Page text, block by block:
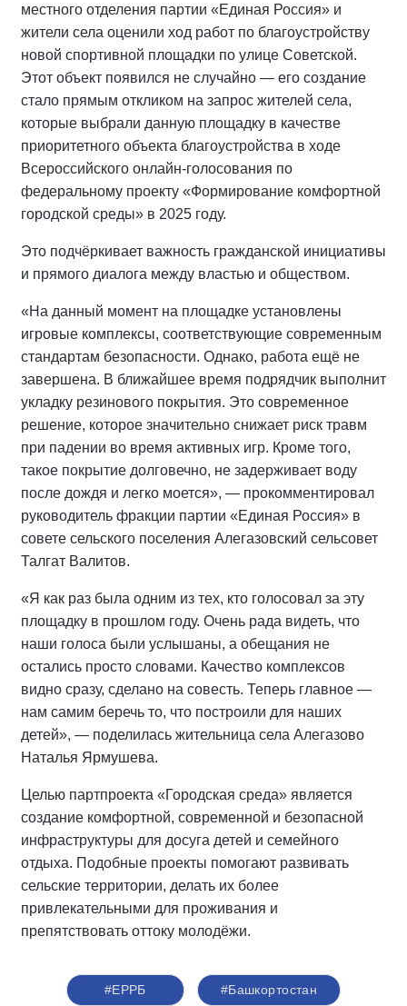
местного отделения партии «Единая Россия» и
жители села оценили ход работ по благоустройству
новой спортивной площадки по улице Советской.
Этот объект появился не случайно — его создание
стало прямым откликом на запрос жителей села,
которые выбрали данную площадку в качестве
приоритетного объекта благоустройства в ходе
Всероссийского онлайн-голосования по
федеральному проекту «Формирование комфортной
городской среды» в 2025 году.
Это подчёркивает важность гражданской инициативы
и прямого диалога между властью и обществом.
«На данный момент на площадке установлены
игровые комплексы, соответствующие современным
стандартам безопасности. Однако, работа ещё не
завершена. В ближайшее время подрядчик выполнит
укладку резинового покрытия. Это современное
решение, которое значительно снижает риск травм
при падении во время активных игр. Кроме того,
такое покрытие долговечно, не задерживает воду
после дождя и легко моется», — прокомментировал
руководитель фракции партии «Единая Россия» в
совете сельского поселения Алегазовский сельсовет
Талгат Валитов.
«Я как раз была одним из тех, кто голосовал за эту
площадку в прошлом году. Очень рада видеть, что
наши голоса были услышаны, а обещания не
остались просто словами. Качество комплексов
видно сразу, сделано на совесть. Теперь главное —
нам самим беречь то, что построили для наших
детей», — поделилась жительница села Алегазово
Наталья Ярмушева.
Целью партпроекта «Городская среда» является
создание комфортной, современной и безопасной
инфраструктуры для досуга детей и семейного
отдыха. Подобные проекты помогают развивать
сельские территории, делать их более
привлекательными для проживания и
препятствовать оттоку молодёжи.
#ЕРРБ #Башкортостан